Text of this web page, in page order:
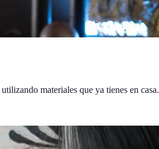
materiales que ya tienes en casa.